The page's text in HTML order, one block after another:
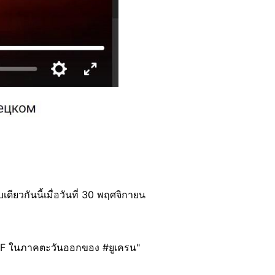
เดียวกันนี้เมื่อวันที่ 30 พฤศจิกายน
ในภาคตะวันออกของ #ยูเครน"